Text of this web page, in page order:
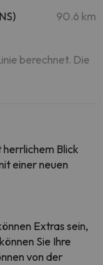
90.6 km
berechnet. Die
Blick
einer neuen
Extras sein,
Sie Ihre
von der